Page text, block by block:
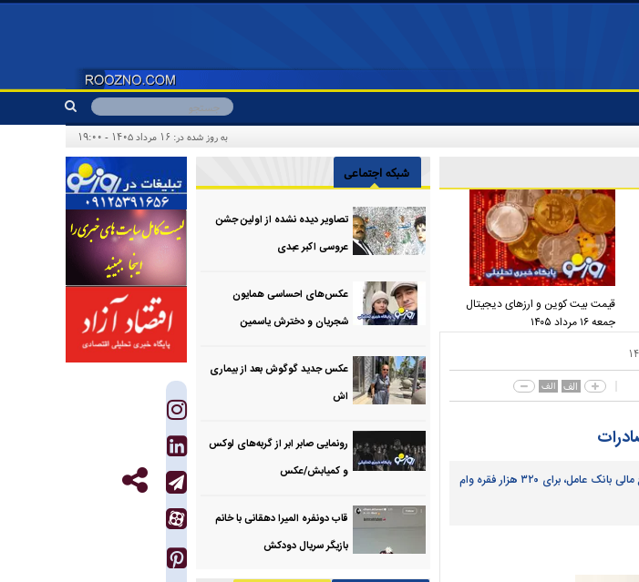
به روز شده در: ۱۶ مرداد ۱۴۰۵ - ۱۹:۰۰
قیمت بیت کوین و ارز‌های دیجیتال
جمعه ۱۶ مرداد ۱۴۰۵
الف الف
بر اساس اعلام صندوق بازنشستگی کشوری، نتایج نهایی پس از انجام اولویت‌بندی‌ها و با در نظر گرفتن منابع مالی بانک عامل، برای ۳۲۰ هزار فقره وام
شبکه اجتماعی
تصاویر دیده نشده از اولین جشن
عروسی اکبر عبدی
عکس‌های احساسی همایون
شجریان و دخترش یاسمین
عکس جدید گوگوش بعد از بیماری
اش
رونمایی صابر ابر از گربه‌های لوکس
و کمیابش/عکس
قاب دونفره المیرا دهقانی با خانم
بازیگر سریال دودکش